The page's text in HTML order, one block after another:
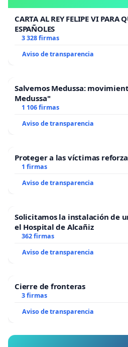
CARTA AL REY FELIPE VI PARA
ESPAÑOLES
3 328 firmas
Aviso de transparencia
Salvemos Medussa:
Medussa"
1 106 firmas
Aviso de transparencia
Proteger a las víctimas
1 firmas
Aviso de transparencia
Solicitamos la instalación de
el Hospital de Alcañiz
362 firmas
Aviso de transparencia
Cierre de fronteras
3 firmas
Aviso de transparencia